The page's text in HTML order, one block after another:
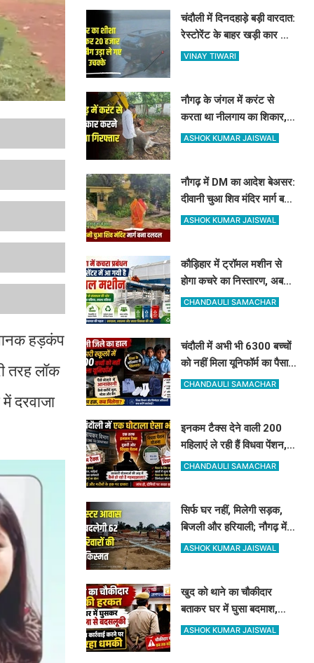
हड़कंप
तरह लॉक
दरवाजा
चंदौली में दिनदहाड़े बड़ी वारदात:
रेस्टोरेंट के बाहर खड़ी कार का
शीशा तोड़कर 20 हजार और बैग
VINAY TIWARI
नौगढ़ के जंगल में करंट से
करता था नीलगाय का शिकार,
रेंजर अमित श्रीवास्तव की टीम
ASHOK KUMAR JAISWAL
नौगढ़ में DM का आदेश बेअसर:
दीवानी चुआ शिव मंदिर मार्ग बना
दलदल, उग्र ग्रामीणों ने दी
ASHOK KUMAR JAISWAL
कौड़िहार में ट्रॉमल मशीन से
होगा कचरे का निस्तारण, अब
कूड़े से भी होगी नगर पंचायत की
CHANDAULI SAMACHAR
चंदौली में अभी भी 6300 बच्चों
को नहीं मिला यूनिफॉर्म का पैसा,
अधिकारी दे रहे हैं ऐसी दलील
CHANDAULI SAMACHAR
इनकम टैक्स देने वाली 200
महिलाएं ले रही हैं विधवा पेंशन,
आधार कार्ड ने खोली पोल, होगी
CHANDAULI SAMACHAR
सिर्फ घर नहीं, मिलेगी सड़क,
बिजली और हरियाली; नौगढ़ में
क्लस्टर आवास से बदलेगी 62
ASHOK KUMAR JAISWAL
खुद को थाने का चौकीदार
बताकर घर में घुसा बदमाश,
महिला और पति से मारपीट, दांत
ASHOK KUMAR JAISWAL